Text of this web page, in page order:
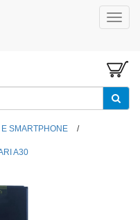
SMARTPHONE /
A30